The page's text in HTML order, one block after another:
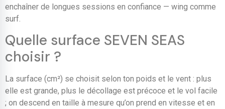
enchaîner de longues sessions en confiance — wing comme
surf.
Quelle surface SEVEN SEAS
choisir ?
La surface (cm²) se choisit selon ton poids et le vent : plus
elle est grande, plus le décollage est précoce et le vol facile
; on descend en taille à mesure qu’on prend en vitesse et en